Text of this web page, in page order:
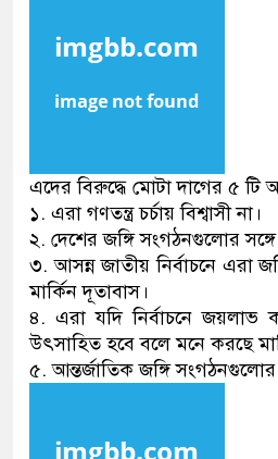
এদের বিরুদ্ধে মোটা দাগের ৫
১. এরা গণতন্ত্র চর্চায় বিশ্বাসী না।
২. দেশের জঙ্গি সংগঠনগুলোর
৩. আসন্ন জাতীয় নির্বাচনে এরা
মার্কিন দূতাবাস।
৪. এরা যদি নির্বাচনে জয়লাভ
উৎসাহিত হবে বলে মনে করছে
৫. আন্তর্জাতিক জঙ্গি